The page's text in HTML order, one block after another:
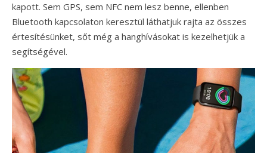
kapott. Sem GPS, sem NFC nem lesz benne, ellenben
Bluetooth kapcsolaton keresztül láthatjuk rajta az összes
értesítésünket, sőt még a hanghívásokat is kezelhetjük a
segítségével.